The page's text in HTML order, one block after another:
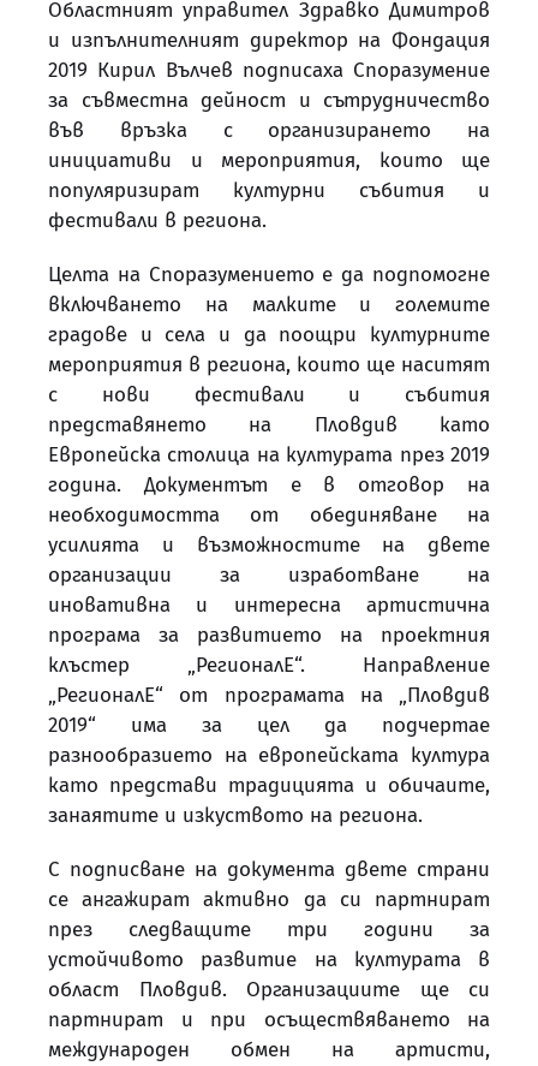
Областният управител Здравко Димитров
и изпълнителният директор на Фондация
2019 Кирил Вълчев подписаха Споразумение
за съвместна дейност и сътрудничество
във връзка с организирането на
инициативи и мероприятия, които ще
популяризират културни събития и
фестивали в региона.
Целта на Споразумението е да подпомогне
включването на малките и големите
градове и села и да поощри културните
мероприятия в региона, които ще наситят
с нови фестивали и събития
представянето на Пловдив като
Европейска столица на културата през 2019
година. Документът е в отговор на
необходимостта от обединяване на
усилията и възможностите на двете
организации за изработване на
иновативна и интересна артистична
програма за развитието на проектния
клъстер „РегионалЕ“. Направление
„РегионалЕ“ от програмата на „Пловдив
2019“ има за цел да подчертае
разнообразието на европейската култура
като представи традицията и обичаите,
занаятите и изкуството на региона.
С подписване на документа двете страни
се ангажират активно да си партнират
през следващите три години за
устойчивото развитие на културата в
област Пловдив. Организациите ще си
партнират и при осъществяването на
международен обмен на артисти,